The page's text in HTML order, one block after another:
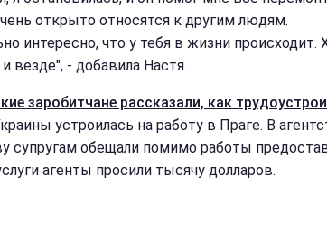
открыто относятся к другим людям.
интересно, что у тебя в жизни происходит.
везде", - добавила Настя.
заробитчане рассказали, как
устроилась на работу в Праге. В
супругам обещали помимо работы
агенты просили тысячу долларов.